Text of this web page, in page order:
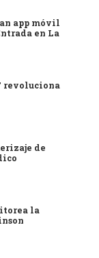
app móvil
en La
revoluciona
de
la